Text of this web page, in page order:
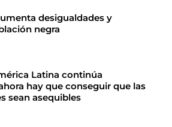
desigualdades y
negra
Latina continúa
hay que conseguir que las
sean asequibles